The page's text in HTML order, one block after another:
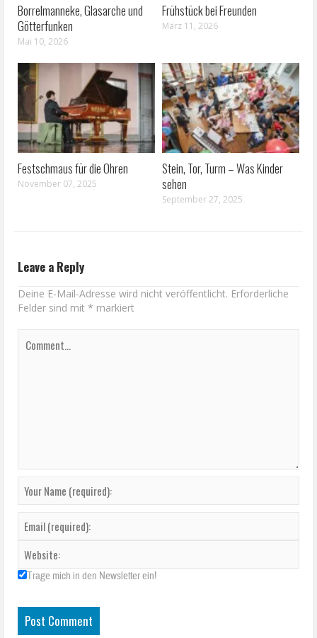
Borrelmanneke, Glasarche und
Götterfunken
Mai 10, 2026
Frühstück bei Freunden
März 11, 2026
Festschmaus für die Ohren
November 07, 2025
Stein, Tor, Turm – Was Kinder
sehen
September 27, 2025
Leave a Reply
Deine E-Mail-Adresse wird nicht veröffentlicht. Erforderliche
Felder sind mit* markiert
Trage mich in den Newsletter ein!